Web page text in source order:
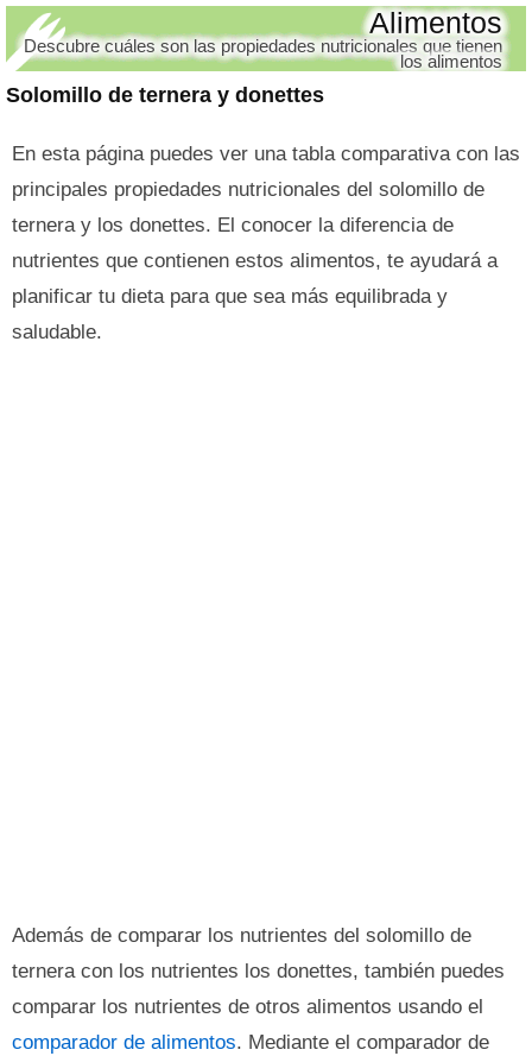
Solomillo de ternera y donettes
Alimentos
Descubre cuáles son las propiedades nutricionales que tienen
los alimentos
En esta página puedes ver una tabla comparativa con las
principales propiedades nutricionales del solomillo de
ternera y los donettes. El conocer la diferencia de
nutrientes que contienen estos alimentos, te ayudará a
planificar tu dieta para que sea más equilibrada y
saludable.
Además de comparar los nutrientes del solomillo de
ternera con los nutrientes los donettes, también puedes
comparar los nutrientes de otros alimentos usando el
comparador de alimentos. Mediante el comparador de